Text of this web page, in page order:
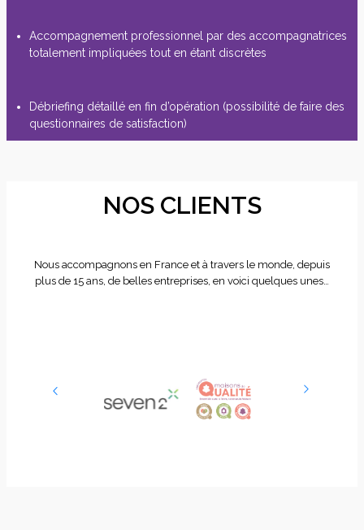
Accompagnement professionnel par des accompagnatrices
totalement impliquées tout en étant discrètes
Débriefing détaillé en fin d’opération (possibilité de faire des
questionnaires de satisfaction)
NOS CLIENTS
Nous accompagnons en France et à travers le monde, depuis
plus de 15 ans, de belles entreprises, en voici quelques unes…